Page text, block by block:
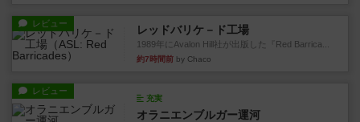
レビュー レッドバリケ－ド工場
1989年にAvalon Hill社が出版した『Red Barrica...
約7時間前 by Chaco
レビュー
充実
オラニエンブルガー運河